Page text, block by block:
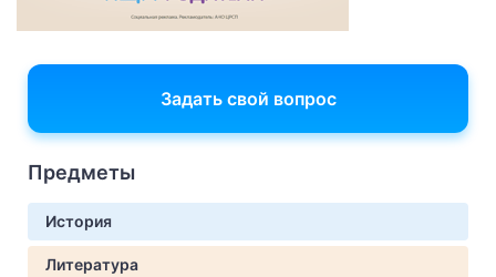
Задать свой вопрос
Предметы
История
Литература